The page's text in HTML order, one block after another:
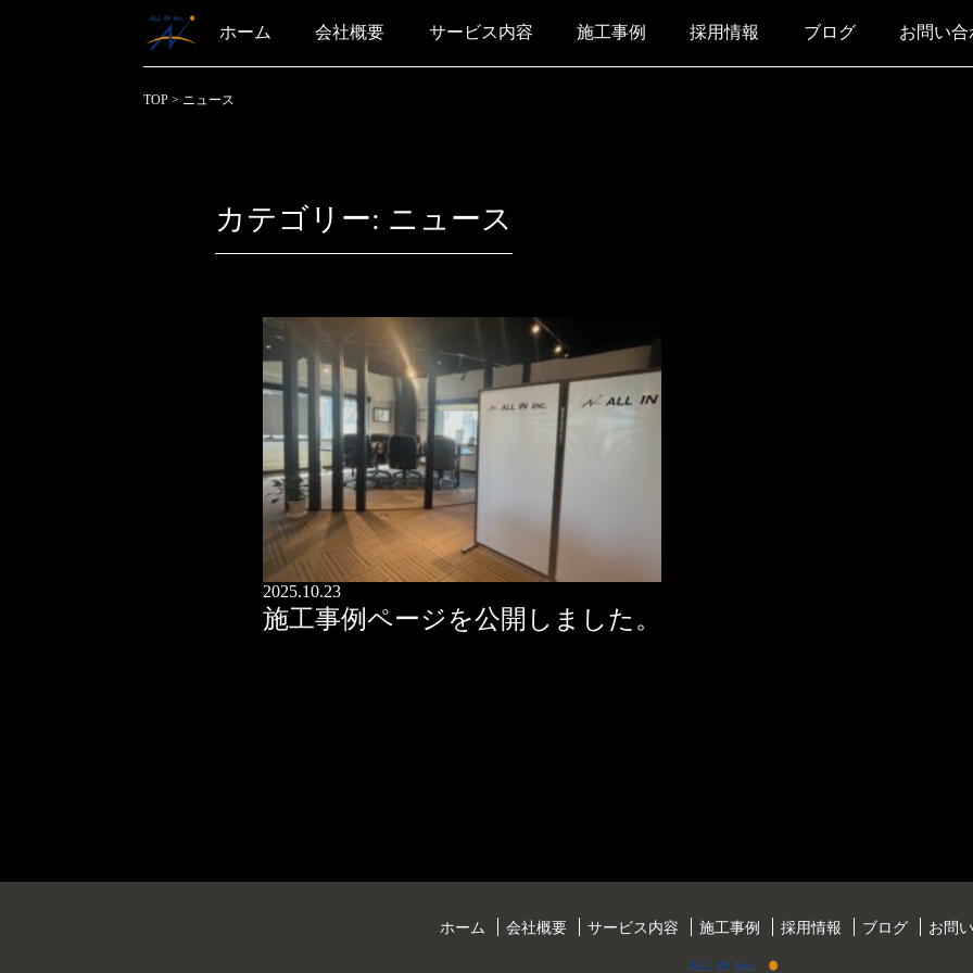
ホーム 会社概要 サービス内容 施工事例 採用情報 ブログ お問い合
TOP > ニュース
カテゴリー: ニュース
2025.10.23
施工事例ページを公開しました。
ホーム 会社概要 サービス内容 施工事例 採用情報 ブログ お問